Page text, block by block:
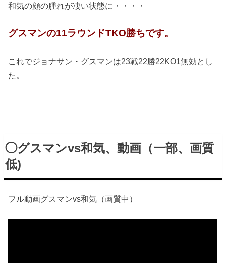
和気の顔の腫れが凄い状態に・・・・
グスマンの11ラウンドTKO勝ちです。
これでジョナサン・グスマンは23戦22勝22KO1無効とし
た。
◯グスマンvs和気、動画（一部、画質
低)
フル動画グスマンvs和気（画質中）